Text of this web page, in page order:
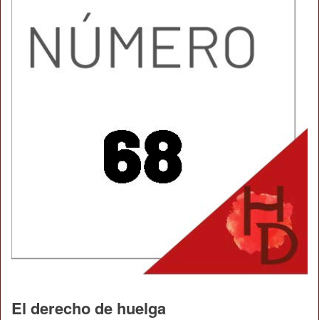
El derecho de huelga